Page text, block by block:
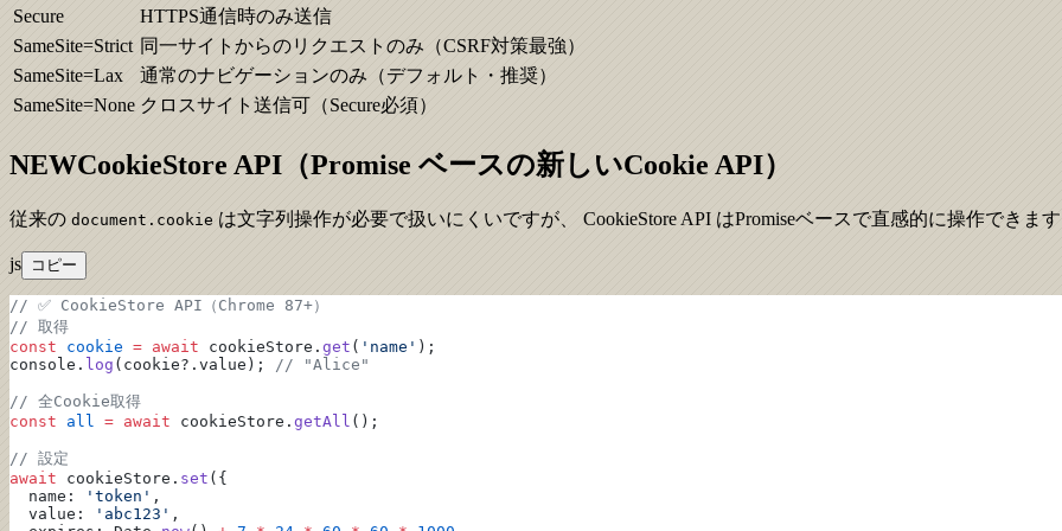
Secure
HTTPS通信時のみ送信
SameSite=Strict 同一サイトからのリクエストのみ（CSRF対策最強）
SameSite=Lax
通常のナビゲーションのみ（デフォルト・推奨）
SameSite=None クロスサイト送信可（Secure必須）
NEWCookieStore API（Promise ベースの新しいCookie API）
従来の document.cookie は文字列操作が必要で扱いにくいですが、 CookieStore API はPromiseベースで直感的に操作できます
js コピー
// ✅ CookieStore API（Chrome 87+）
// 取得
const cookie = await cookieStore. get ( 'name' );
console. log (cookie?.value); // "Alice"
// 全Cookie取得
const all = await cookieStore. getAll ();
// 設定
await cookieStore. set ({
  name:
'token' ,
  value:
'abc123' ,